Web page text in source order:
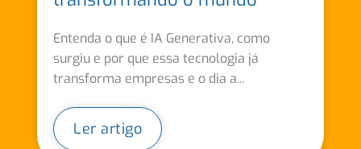
Entenda o que é IA Generativa, como
surgiu e por que essa tecnologia já
transforma empresas e o dia a...
Ler artigo